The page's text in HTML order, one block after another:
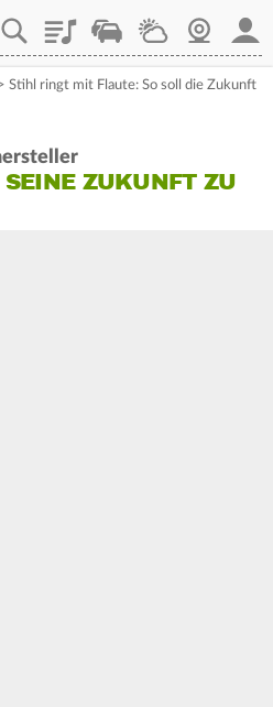
PlaylistStaupilotWetterWebcam
Stihl ringt mit Flaute: So soll die Zukunft
ZUKUNFT ZU